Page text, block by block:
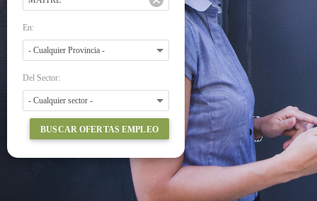
En:
Del Sector:
BUSCAR OFERTAS EMPLEO